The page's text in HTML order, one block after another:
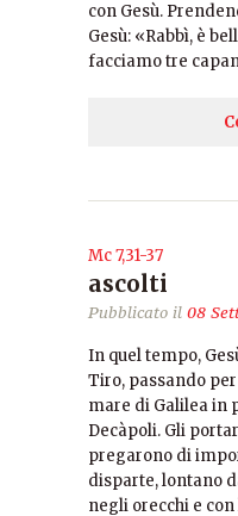
con Gesù.
Gesù: «Rabbì, è
facciamo tre
Mc 7,31-37
ascolti
Pubblicato il 08
In quel tempo,
Tiro, passando
mare di Galilea in
Decàpoli. Gli
pregarono di
disparte, lontano
negli orecchi e